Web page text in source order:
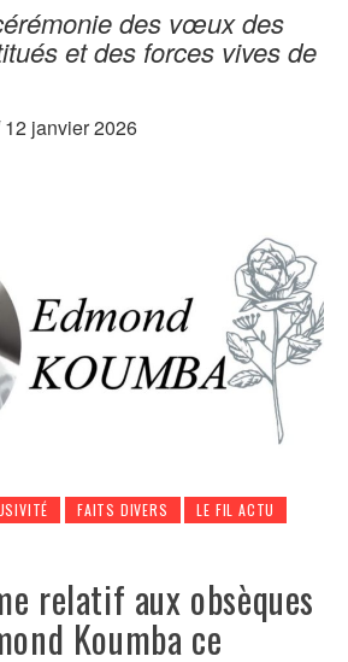
des vœux des
et des forces vives de
12 janvier 2026
FAITS DIVERS
LE FIL ACTU
relatif aux obsèques
Koumba ce